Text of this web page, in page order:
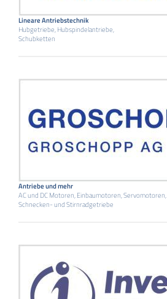
Lineare Antriebstechnik
Hubgetriebe, Hubspindelantriebe,
Schubketten
Antriebe und mehr
AC und DC Motoren, Einbaumotoren, Servomotoren,
Schnecken- und Stirnradgetriebe